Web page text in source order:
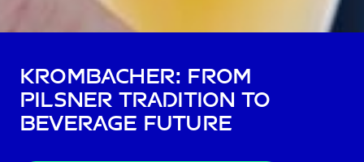
Krombacher: from
pilsner tradition to
beverage future